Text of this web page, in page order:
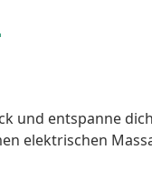
und entspanne
elektrischen